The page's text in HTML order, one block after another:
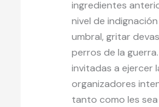
ingredientes
nivel de
umbral, gritar
perros de la
invitadas a ejercer
organizadores
tanto como les sea